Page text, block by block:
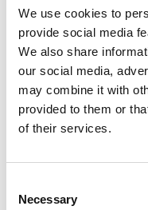
We use cookies to
provide social media
We also share
our social media,
may combine it with
provided to them or
of their services.
Necessary
Permeter Air er et
forhold og har
TUV i Tyskland.
syrefast rustfrit stål,
stål, samt en matsort,
kommer med et
forbrændingsluft til